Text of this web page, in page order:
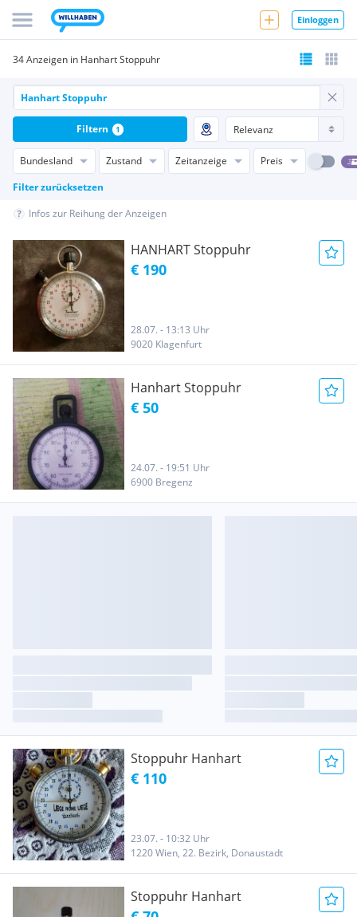
Einloggen
34 Anzeigen in Hanhart Stoppuhr
Bundesland Zustand Zeitanzeige
Preis
Filter zurücksetzen
Filtern 1
Infos zur Reihung der Anzeigen
HANHART Stoppuhr
€ 190
28.07. - 13:13 Uhr
9020 Klagenfurt
Hanhart Stoppuhr
€ 50
24.07. - 19:51 Uhr
6900 Bregenz
Stoppuhr Hanhart
€ 110
23.07. - 10:32 Uhr
1220 Wien, 22. Bezirk, Donaustadt
Stoppuhr Hanhart